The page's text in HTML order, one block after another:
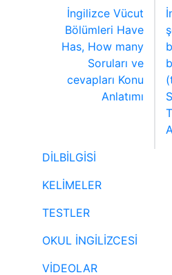
İngilizce Vücut
Bölümleri Have
Has, How many
Soruları ve
cevapları Konu
Anlatımı
DİLBİLGİSİ
KELİMELER
TESTLER
OKUL İNGİLİZCESİ
VİDEOLAR